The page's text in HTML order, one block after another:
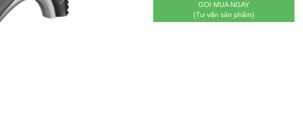
GỌI MUA NGAY
(Tư vấn sản phẩm)